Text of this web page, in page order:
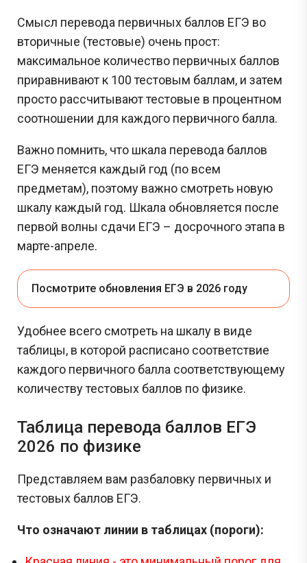
Смысл перевода первичных баллов ЕГЭ во
вторичные (тестовые) очень прост:
максимальное количество первичных баллов
приравнивают к 100 тестовым баллам, и затем
просто рассчитывают тестовые в процентном
соотношении для каждого первичного балла.
Важно помнить, что шкала перевода баллов
ЕГЭ меняется каждый год (по всем
предметам), поэтому важно смотреть новую
шкалу каждый год. Шкала обновляется после
первой волны сдачи ЕГЭ – досрочного этапа в
марте-апреле.
Посмотрите обновления ЕГЭ в 2026 году
Удобнее всего смотреть на шкалу в виде
таблицы, в которой расписано соответствие
каждого первичного балла соответствующему
количеству тестовых баллов по физике.
Таблица перевода баллов ЕГЭ
2026 по физике
Представляем вам разбаловку первичных и
тестовых баллов ЕГЭ.
Что означают линии в таблицах (пороги):